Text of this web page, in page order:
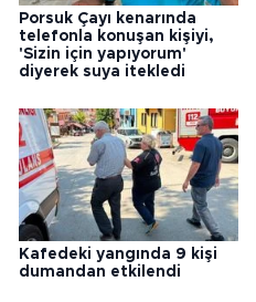
Porsuk Çayı kenarında
telefonla konuşan kişiyi,
'Sizin için yapıyorum'
diyerek suya itekledi
Kafedeki yangında 9 kişi
dumandan etkilendi